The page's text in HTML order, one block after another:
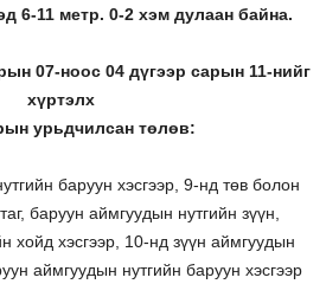
6-11 метр. 0-2 хэм дулаан байна.
07-ноос 04 дүгээр сарын 11-нийг
хүртэлх
урьдчилсан төлөв:
баруун хэсгээр, 9-нд төв болон
баруун аймгуудын нутгийн зүүн,
хойд хэсгээр, 10-нд зүүн аймгуудын
аймгуудын нутгийн баруун хэсгээр